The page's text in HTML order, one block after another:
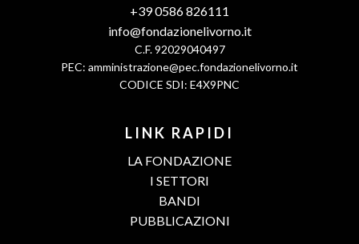
+39 0586 826111
info@fondazionelivorno.it
C.F. 92029040497
PEC: amministrazione@pec.fondazionelivorno.it
CODICE SDI: E4X9PNC
LINK RAPIDI
LA FONDAZIONE
I SETTORI
BANDI
PUBBLICAZIONI